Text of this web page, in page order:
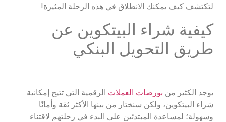
لتكتشف كيف يمكنك الانطلاق في هذه الرحلة المثيرة!
كيفية شراء البيتكوين عن
طريق التحويل البنكي
يوجد الكثير من بورصات العملات الرقمية التي تتيح إمكانية
شراء البيتكوين، ولكن سنختار من بينها الأكثر ثقة وأمانًا
وسهولة؛ لمساعدة المبتدئين على البدء في رحلتهم لاقتناء